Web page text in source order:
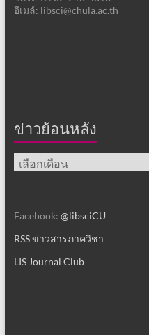
อีเมล์: libsci@chula.ac.th
ข่าวย้อนหลัง
ข่าว
ย้อน
Facebook: @libsciCU
RSS ข่าวสารภาควิชา
LIS Journal Club